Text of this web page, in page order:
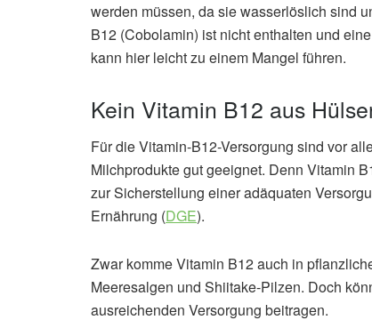
werden müssen, da sie wasserlöslich sind
B12 (Cobolamin) ist nicht enthalten und
kann hier leicht zu einem Mangel führen.
Kein Vitamin B12 aus
Für die Vitamin-B12-Versorgung sind vor
Milchprodukte gut geeignet. Denn Vitamin
zur Sicherstellung einer adäquaten
Ernährung (DGE).
Zwar komme Vitamin B12 auch in
Meeresalgen und Shiitake-Pilzen. Doch
ausreichenden Versorgung beitragen.